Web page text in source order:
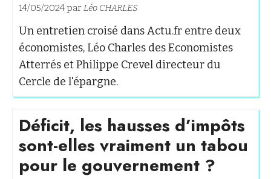
14/05/2024 parLéo CHARLES
Un entretien croisé dans Actu.fr entre deux
économistes, Léo Charles des Economistes
Atterrés et Philippe Crevel directeur du
Cercle de l'épargne.
Déficit, les hausses d’impôts
sont-elles vraiment un tabou
pour le gouvernement ?